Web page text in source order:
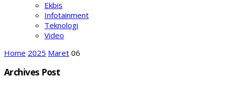
Ekbis
Infotainment
Teknologi
Video
Home 2025 Maret 06
Archives Post